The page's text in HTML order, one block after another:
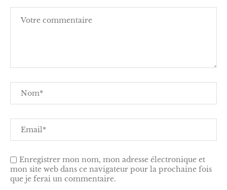
Enregistrer mon nom, mon adresse électronique et
mon site web dans ce navigateur pour la prochaine fois
que je ferai un commentaire.